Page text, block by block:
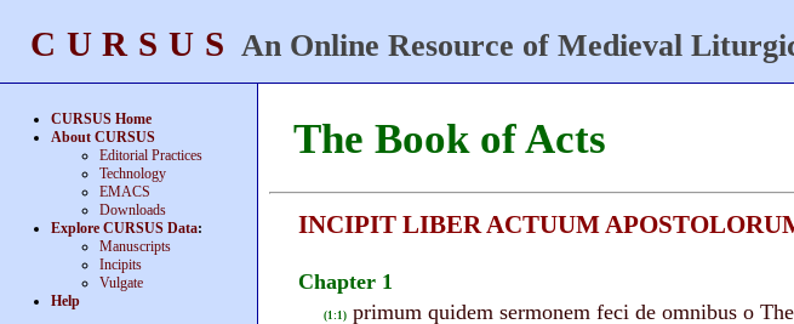
CURSUS An Online Resource of Medieval
CURSUS Home
About CURSUS
Editorial Practices
Technology
EMACS
Downloads
Explore CURSUS Data:
Manuscripts
Incipits
Vulgate
Help
The Book of Acts
INCIPIT LIBER ACTUUM
Chapter 1
(1:1) primum quidem sermonem feci de omnibus o